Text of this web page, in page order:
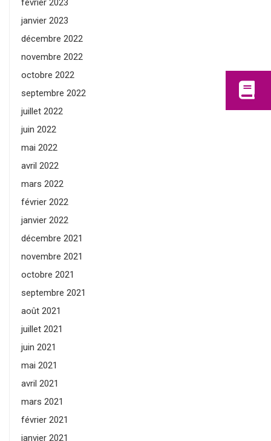
février 2023
janvier 2023
décembre 2022
novembre 2022
octobre 2022
septembre 2022
juillet 2022
juin 2022
mai 2022
avril 2022
mars 2022
février 2022
janvier 2022
décembre 2021
novembre 2021
octobre 2021
septembre 2021
août 2021
juillet 2021
juin 2021
mai 2021
avril 2021
mars 2021
février 2021
janvier 2021